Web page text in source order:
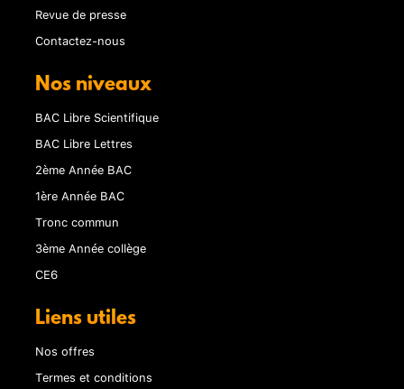
Revue de presse
Contactez-nous
Nos niveaux
BAC Libre Scientifique
BAC Libre Lettres
2ème Année BAC
1ère Année BAC
Tronc commun
3ème Année collège
CE6
Liens utiles
Nos offres
Termes et conditions